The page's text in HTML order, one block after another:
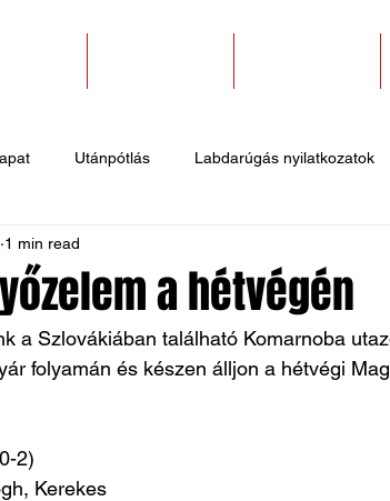
Utánpótlás Labdarúgás nyilatkozatok
Sportlövő hírek
a hétvégén
1 min read
a Szlovákiában található Komarnoba
folyamán és készen álljon a hétvégi
2)
Kerekes